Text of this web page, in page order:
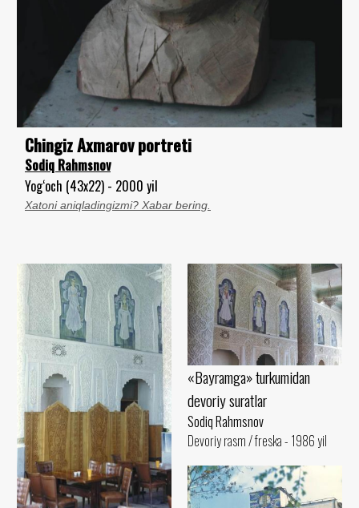
Chingiz Axmarov portreti
Sodiq Rahmsnov
Yog‘och (43x22) - 2000 yil
Xatoni aniqladingizmi? Xabar bering.
«Bayramga» turkumidan
devoriy suratlar
Sodiq Rahmsnov
Devoriy rasm / freska - 1986 yil